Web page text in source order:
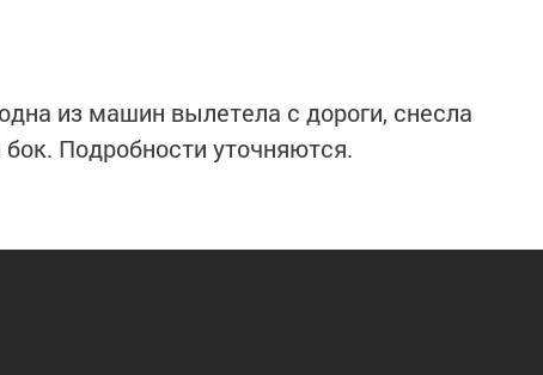
из машин вылетела с дороги, снесла
Подробности уточняются.